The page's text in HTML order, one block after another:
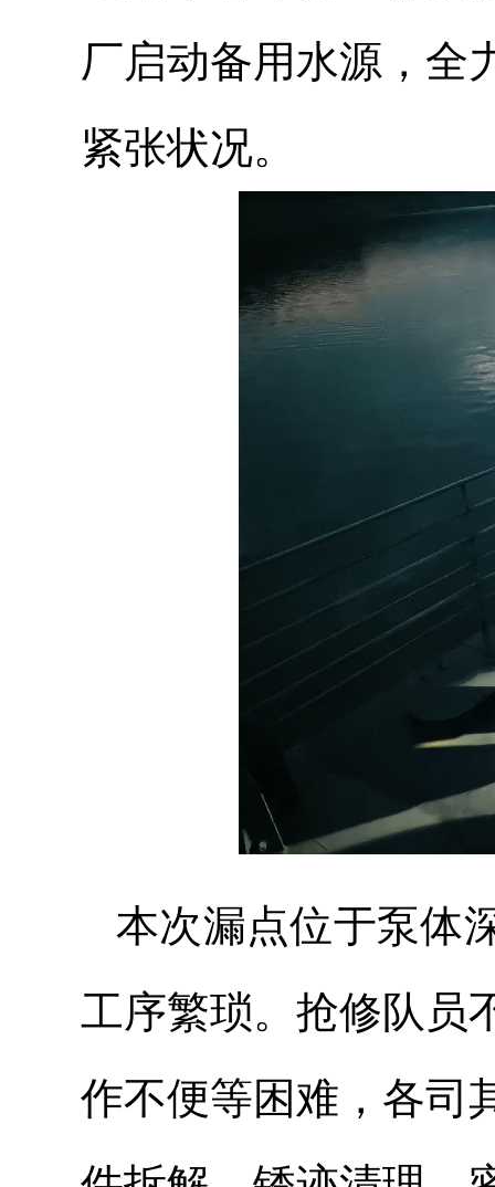
厂启动备用水源，全
紧张状况。
本次漏点位于泵体
工序繁琐。抢修队员
作不便等困难，各司